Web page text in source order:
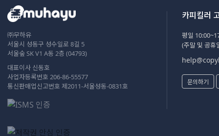
㈜무하유
서울시 성동구 성수일로 8길 5
서울숲 SK V1 A동 2층 (04793)
대표이사 신동호
사업자등록번호 206-86-55577
통신판매업신고번호 제2011-서울성동-0831호
카피킬러
평일
(주말 및 공휴
문의하기